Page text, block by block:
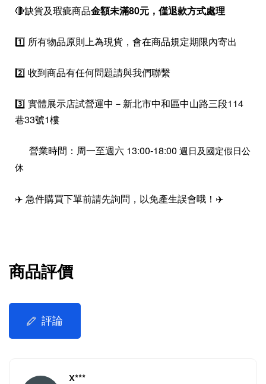
🔴缺貨及瑕疵商品金額未滿80元，僅退款方式處理
1️⃣ 所有物品原則上為現貨，會在商品規定期限內寄出
2️⃣ 收到商品有任何問題請與我們聯繫
3️⃣ 實體展示店試營運中－新北市中和區中山路三段114
巷33號1樓
營業時間：周一至週六 13:00-18:00 週日及國定假日公
休
✈️ 急件購買下單前請先詢問，以免產生誤會哦！✈️
商品評價
評論
X***